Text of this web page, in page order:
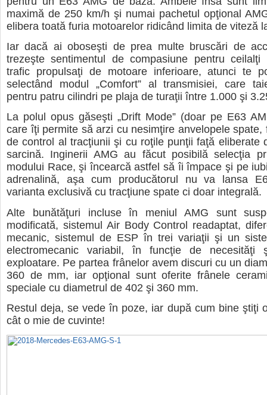
maximă de 250 km/h şi numai pachetul opţional
elibera toată furia motoarelor ridicând limita de viteză
Iar dacă ai oboseşti de prea multe bruscări de
trezeşte sentimentul de compasiune pentru ceilalţi
trafic propulsaţi de motoare inferioare, atunci te
selectând modul „Comfort” al transmisiei, care
pentru patru cilindri pe plaja de turaţii între 1.000 şi
La polul opus găseşti „Drift Mode” (doar pe E63
care îţi permite să arzi cu nesimţire anvelopele spate,
de control al tracţiunii şi cu roţile punţii faţă eliberate
sarcină. Inginerii AMG au făcut posibilă selecţia
modului Race, şi încearcă astfel să îi împace şi pe
adrenalină, aşa cum producătorul nu va lansa
varianta exclusivă cu tracţiune spate ci doar integrală.
Alte bunătăţuri incluse în meniul AMG sunt
modificată, sistemul Air Body Control readaptat,
mecanic, sistemul de ESP în trei variaţii şi un
electromecanic variabil, în funcţie de necesităţi
exploatare. Pe partea frânelor avem discuri cu un
360 de mm, iar opţional sunt oferite frânele
speciale cu diametrul de 402 şi 360 mm.
Restul deja, se vede în poze, iar după cum bine ştiţi
cât o mie de cuvinte!